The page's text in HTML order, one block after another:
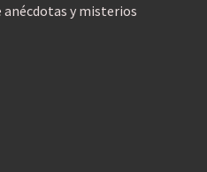
anécdotas y misterios